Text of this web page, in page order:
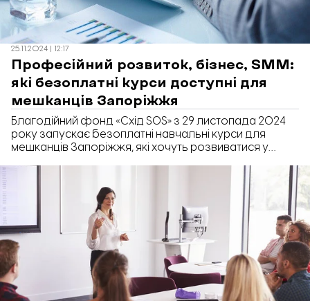
25.11.2024 | 12:17
Професійний розвиток, бізнес, SMM:
які безоплатні курси доступні для
мешканців Запоріжжя
Благодійний фонд «Схід SOS» з 29 листопада 2024
року запускає безоплатні навчальні курси для
мешканців Запоріжжя, які хочуть розвиватися у
Запоріжжя» повідомила комунікаційна менеджерка
БФ «Схід SOS» Катерина.